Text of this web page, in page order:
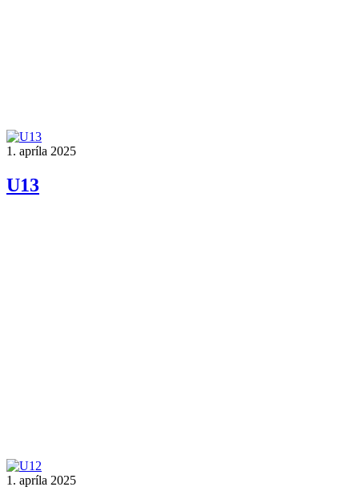
1. apríla 2025
U13
1. apríla 2025